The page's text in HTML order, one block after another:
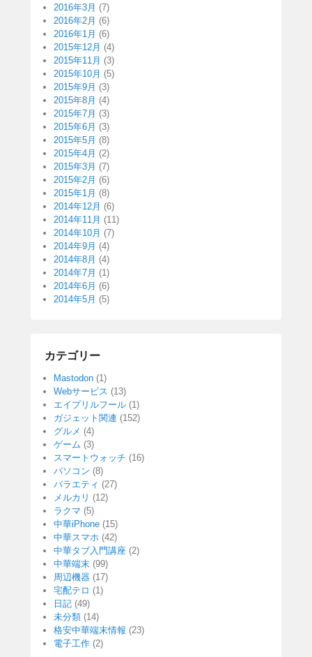
2016年3月 (7)
2016年2月 (6)
2016年1月 (6)
2015年12月 (4)
2015年11月 (3)
2015年10月 (5)
2015年9月 (3)
2015年8月 (4)
2015年7月 (3)
2015年6月 (3)
2015年5月 (8)
2015年4月 (2)
2015年3月 (7)
2015年2月 (6)
2015年1月 (8)
2014年12月 (6)
2014年11月 (11)
2014年10月 (7)
2014年9月 (4)
2014年8月 (4)
2014年7月 (1)
2014年6月 (6)
2014年5月 (5)
カテゴリー
Mastodon (1)
Webサービス (13)
エイプリルフール (1)
ガジェット関連 (152)
グルメ (4)
ゲーム (3)
スマートウォッチ (16)
パソコン (8)
バラエティ (27)
メルカリ (12)
ラクマ (5)
中華iPhone (15)
中華スマホ (42)
中華タブ入門講座 (2)
中華端末 (99)
周辺機器 (17)
宅配テロ (1)
日記 (49)
未分類 (14)
格安中華端末情報 (23)
電子工作 (2)